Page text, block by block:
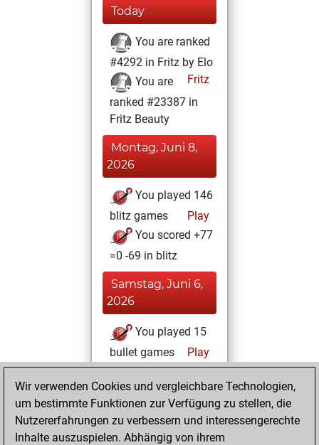
Today
You are ranked
#4292 in Fritz by Elo
Fritz
You are
ranked #23387 in
Fritz Beauty
Montag, Juni 8,
2026
You played 146
blitz games
Play
You scored +77
=0 -69 in blitz
Samstag, Juni 6,
2026
You played 15
bullet games
Play
You scored +9
=0 -6 in bullet
Sonntag, Mai 24,
2026
Wir verwenden Cookies und vergleichbare Technologien,
um bestimmte Funktionen zur Verfügung zu stellen, die
Nutzererfahrungen zu verbessern und interessengerechte
Inhalte auszuspielen. Abhängig von ihrem